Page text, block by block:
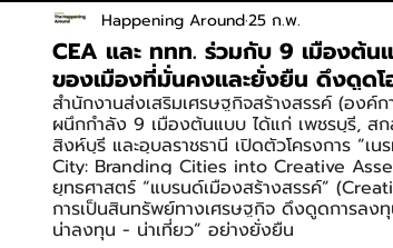
ENTERTAINMENT HEALTH
SPOTLIGHT TRY
CEA และ ททท. ร่วมกับ 9 เมืองต้น
ของเมืองที่มั่นคงและยั่งยืน ดึงดูดโ
Happening Around25 ก.พ.
สำนักงานส่งเสริมเศรษฐกิจสร้างสรรค์ (องค์
ผนึกกำลัง 9 เมืองต้นแบบ ได้แก่ เพชรบุรี, ส
สิงห์บุรี และอุบลราชธานี เปิดตัวโครงการ “เ
City: Branding Cities into Creative
ยุทธศาสตร์ “แบรนด์เมืองสร้างสรรค์”
การเป็นสินทรัพย์ทางเศรษฐกิจ ดึงดูดการลง
น่าลงทุน - น่าเที่ยว” อย่างยั่งยืน